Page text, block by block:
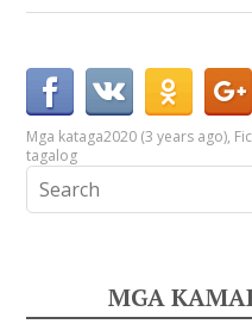
Mga kataga2020 (3 years ago),
tagalog
MGA